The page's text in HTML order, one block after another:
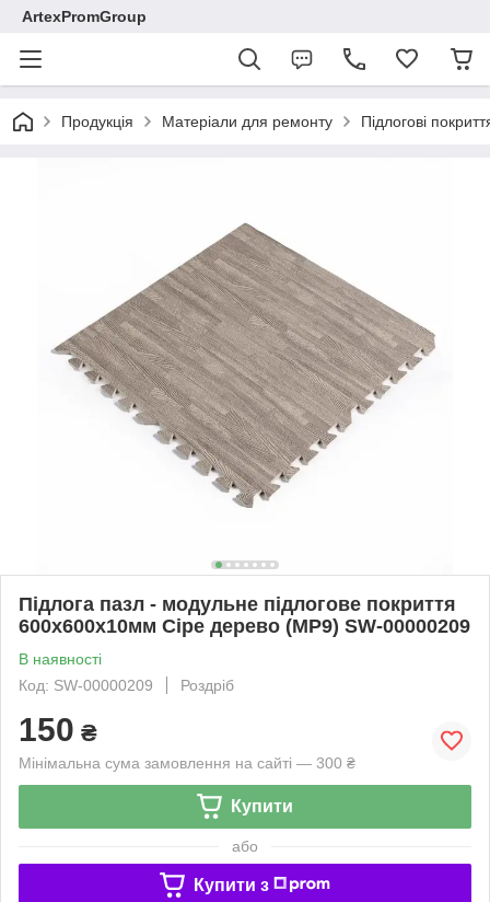
ArtexPromGroup
Продукція Матеріали для ремонту Підлогові
Підлога пазл - модульне підлогове покриття
600x600x10мм Сіре дерево (МР9) SW-00000209
В наявності
Код: SW-00000209
Роздріб
150 ₴
Мінімальна сума замовлення на сайті — 300 ₴
Купити
або
Купити з